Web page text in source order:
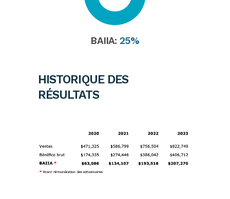
BAIIA: 25%
HISTORIQUE DES
RÉSULTATS